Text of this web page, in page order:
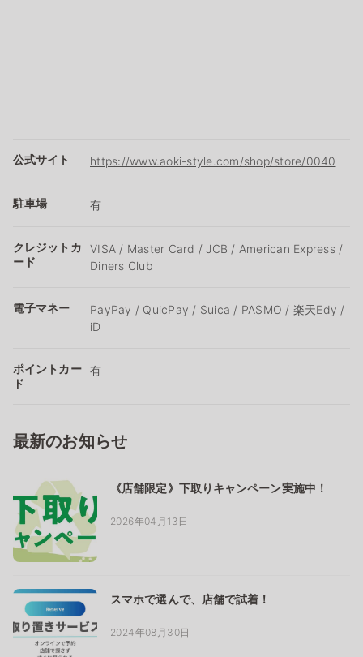
公式サイト https://www.aoki-style.com/shop/store/0040
駐車場 有
クレジットカ
ード
VISA / Master Card / JCB / American Express /
Diners Club
電子マネー
PayPay / QuicPay / Suica / PASMO / 楽天Edy /
iD
ポイントカー
ド
有
最新のお知らせ
《店舗限定》下取りキャンペーン実施中！
2026年04月13日
スマホで選んで、店舗で試着！
2024年08月30日